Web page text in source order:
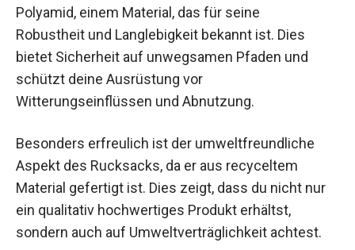
Polyamid, einem Material, das für seine
Robustheit und Langlebigkeit bekannt ist. Dies
bietet Sicherheit auf unwegsamen Pfaden und
schützt deine Ausrüstung vor
Witterungseinflüssen und Abnutzung.
Besonders erfreulich ist der umweltfreundliche
Aspekt des Rucksacks, da er aus recyceltem
Material gefertigt ist. Dies zeigt, dass du nicht nur
ein qualitativ hochwertiges Produkt erhältst,
sondern auch auf Umweltverträglichkeit achtest.